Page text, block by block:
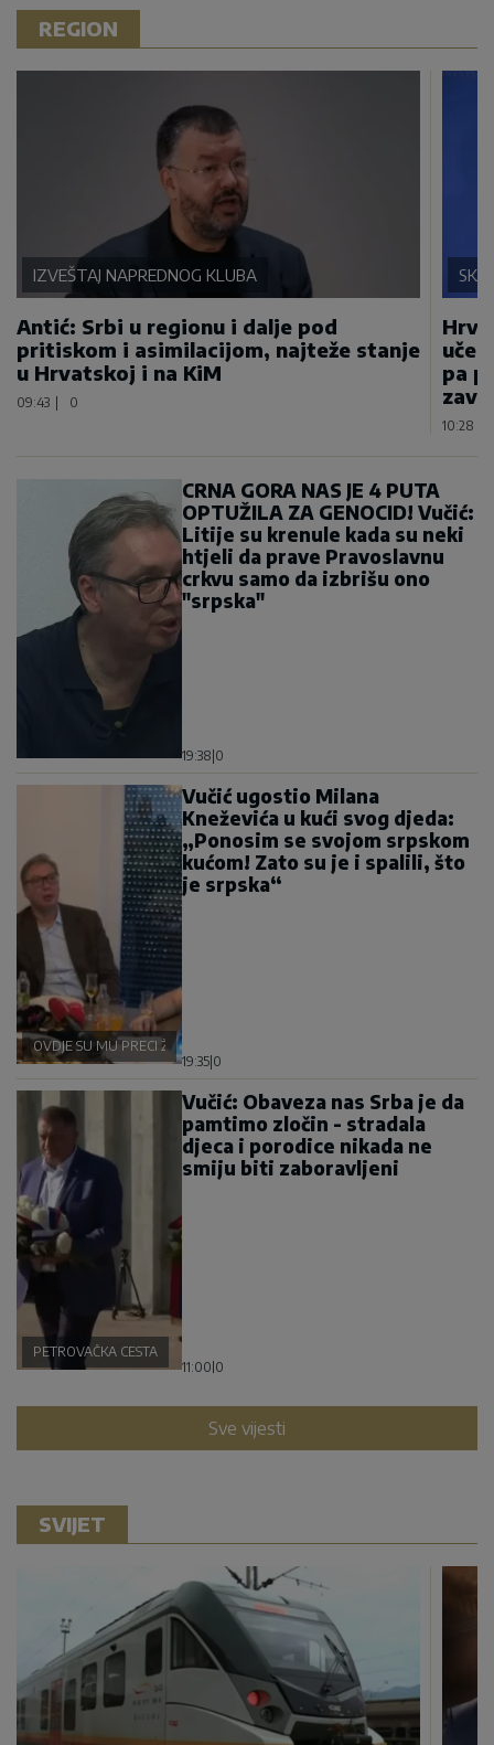
REGION
IZVEŠTAJ NAPREDNOG KLUBA
Antić: Srbi u regionu i dalje pod
pritiskom i asimilacijom, najteže stanje
u Hrvatskoj i na KiM
09:43 | 0
pa
10:28
CRNA GORA NAS JE 4 PUTA
OPTUŽILA ZA GENOCID! Vučić:
Litije su krenule kada su neki
htjeli da prave Pravoslavnu
crkvu samo da izbrišu ono
"srpska"
19:38|0
OVDJE SU MU PRECI ŽIVJELI
Vučić ugostio Milana
Kneževića u kući svog djeda:
„Ponosim se svojom srpskom
kućom! Zato su je i spalili, što
je srpska“
19:35|0
PETROVAČKA CESTA
Vučić: Obaveza nas Srba je da
pamtimo zločin - stradala
djeca i porodice nikada ne
smiju biti zaboravljeni
11:00|0
Sve vijesti
SVIJET